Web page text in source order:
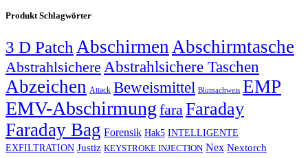
Produkt Schlagwörter
3 D Patch AbschirmenAbschirmtasche
Abstrahlsichere Abstrahlsichere Taschen
Abzeichen Attack Beweismittel Blutnachweis EMP
EMV-Abschirmung faraFaraday
Faraday Bag Forensik Hak5 INTELLIGENTE
EXFILTRATION Justiz KEYSTROKE INJECTION Nex Nextorch